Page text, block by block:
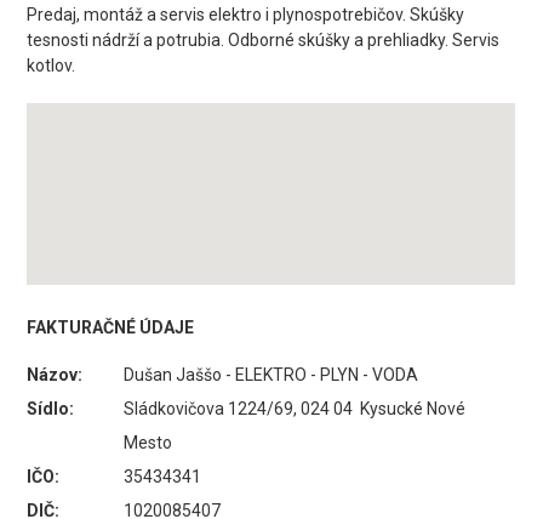
Predaj, montáž a servis elektro i plynospotrebičov. Skúšky
tesnosti nádrží a potrubia. Odborné skúšky a prehliadky. Servis
kotlov.
FAKTURAČNÉ ÚDAJE
Názov:
Dušan Jaššo - ELEKTRO - PLYN - VODA
Sídlo:
Sládkovičova 1224/69, 024 04 Kysucké Nové
Mesto
IČO:
35434341
DIČ:
1020085407